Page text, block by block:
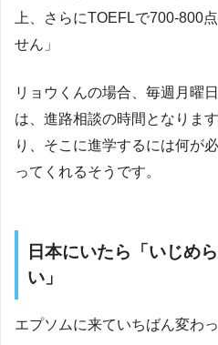
上、さらにTOEFLで700-800
せん」
リョウくんの場合、毎週月曜
は、進路相談の時間となりま
り、そこに進学するには何が
ってくれるそうです。
日本にいたら「いじめ
い」
エプソムに来ていちばん変わ